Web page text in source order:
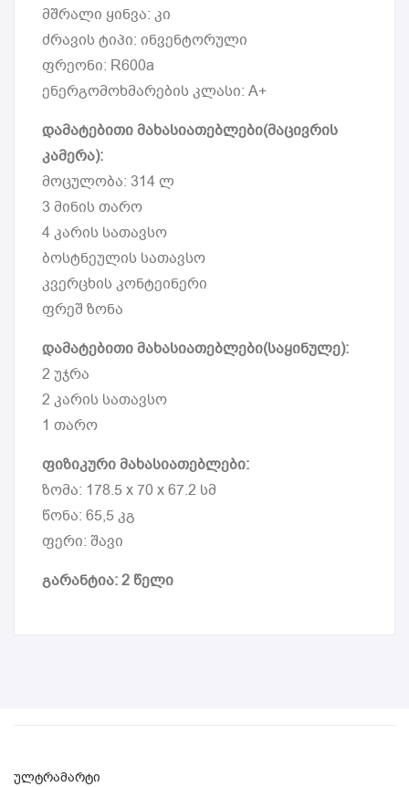
მშრალი ყინვა: კი
ძრავის ტიპი: ინვენტორული
ფრეონი: R600a
ენერგომოხმარების კლასი: A+
დამატებითი მახასიათებლები(მაცივრის
კამერა):
მოცულობა: 314 ლ
3 მინის თარო
4 კარის სათავსო
ბოსტნეულის სათავსო
კვერცხის კონტეინერი
ფრეშ ზონა
დამატებითი მახასიათებლები(საყინულე):
2 უჯრა
2 კარის სათავსო
1 თარო
ფიზიკური მახასიათებლები:
ზომა: 178.5 x 70 x 67.2 სმ
წონა: 65,5 კგ
ფერი: შავი
გარანტია: 2 წელი
ულტრამარტი